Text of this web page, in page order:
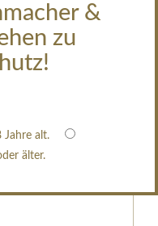
&
zu
Jahre alt.
älter.